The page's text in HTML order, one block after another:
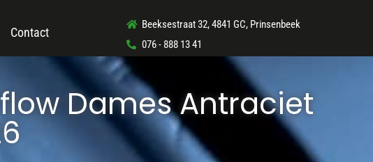
Contact
Beeksestraat 32, 4841 GC, Prinsenbeek
076 - 888 13 41
Dames Antraciet